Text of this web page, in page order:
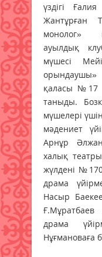
үздігі
Жантұрған
монолог»
ауылдық
мүшесі
қаласы №17
таныды.
мүшелері
мәдениет
Арнұр
халық
жүлдені
драма
Насыр
драма
Нұғмановаға